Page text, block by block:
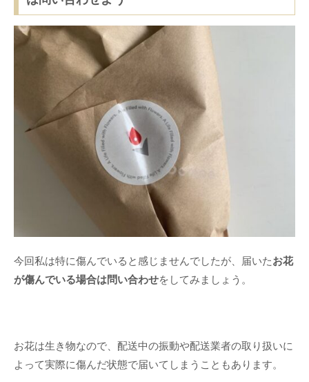
今回私は特に傷んでいると感じませんでしたが、届いたお花
が傷んでいる場合は問い合わせをしてみましょう。
お花は生き物なので、配送中の振動や配送業者の取り扱いに
よって実際に傷んだ状態で届いてしまうこともあります。